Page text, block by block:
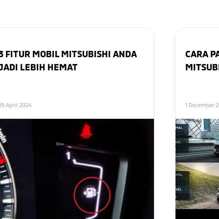
FITUR MOBIL MITSUBISHI ANDA
LEBIH HEMAT
April 2024
CARA
1 December